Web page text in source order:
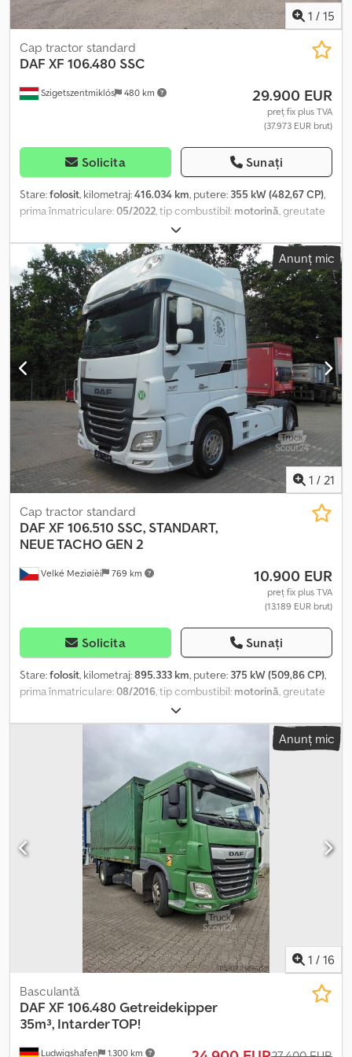
1 / 15
Szigetszentmiklós 480 km
Cap tractor standard
DAF XF 106.480 SSC
29.900 EUR
preț fix plus TVA
(37.973 EUR brut)
Solicita Sunați
Stare:folosit, kilometraj:416.034 km, putere: 355 kW (482,67 CP),
prima înmatriculare:05/2022, tip combustibil: motorină, greutate
, configurație ax:2 axe
angrenaj:automat, clasă de emisii:Euro 6, An de fabricație:2022,
Dotări:ABS, aer condiționat, compresor, filtru de particule,
program electronic de stabilitate (ESP)
, ABS, ASR, standardul
Euro 6, sistem de climatizare/control al temperaturii sistem
hidraulic Credpfxjzq Nb Aj Acfjf
Anunț mic
1 / 21
Velké Meziøíèí 769 km
Cap tractor standard
DAF XF 106.510 SSC, STANDART,
NEUE TACHO GEN 2
10.900 EUR
preț fix plus TVA
(13.189 EUR brut)
Solicita Sunați
Stare:folosit, kilometraj:895.333 km, putere: 375 kW (509,86 CP),
prima înmatriculare:08/2016, tip combustibil: motorină, greutate
, configurație ax:2 axe
angrenaj:automat, clasă de emisii:Euro 6, Dotări:ABS, aer
condiționat, program electronic de stabilitate (ESP), încălzitor
, Daf XF 106.510 SSC Înmatriculare inițială: 08/2016
Kilometraj: 895.333 km Transmisie automată 4x2 Frână motor DAB
Euro 6 ABS Aer condiționat Sistem de climatizare pentru repaus
Pilot automat Încălzire de staționare 2 paturi Frigider 2 rezervoare
(845 + 430 l) Blocare diferențial NOU CEAS DE BORD, GENERAȚIA 2
Pregătit pentru priză de putere (PTO) Suspensie pe
arc/pneumatică Anvelope față 385/65 R22.5, uzură 14 mm
Anvelope spate 315/70 R22.5, uzură 5 mm. Codpfx Acozn Ec Rofjrf
Anunț mic
1 / 16
Ludwigshafen 1.300 km
Basculantă
DAF XF 106.480 Getreidekipper
35m³, Intarder TOP!